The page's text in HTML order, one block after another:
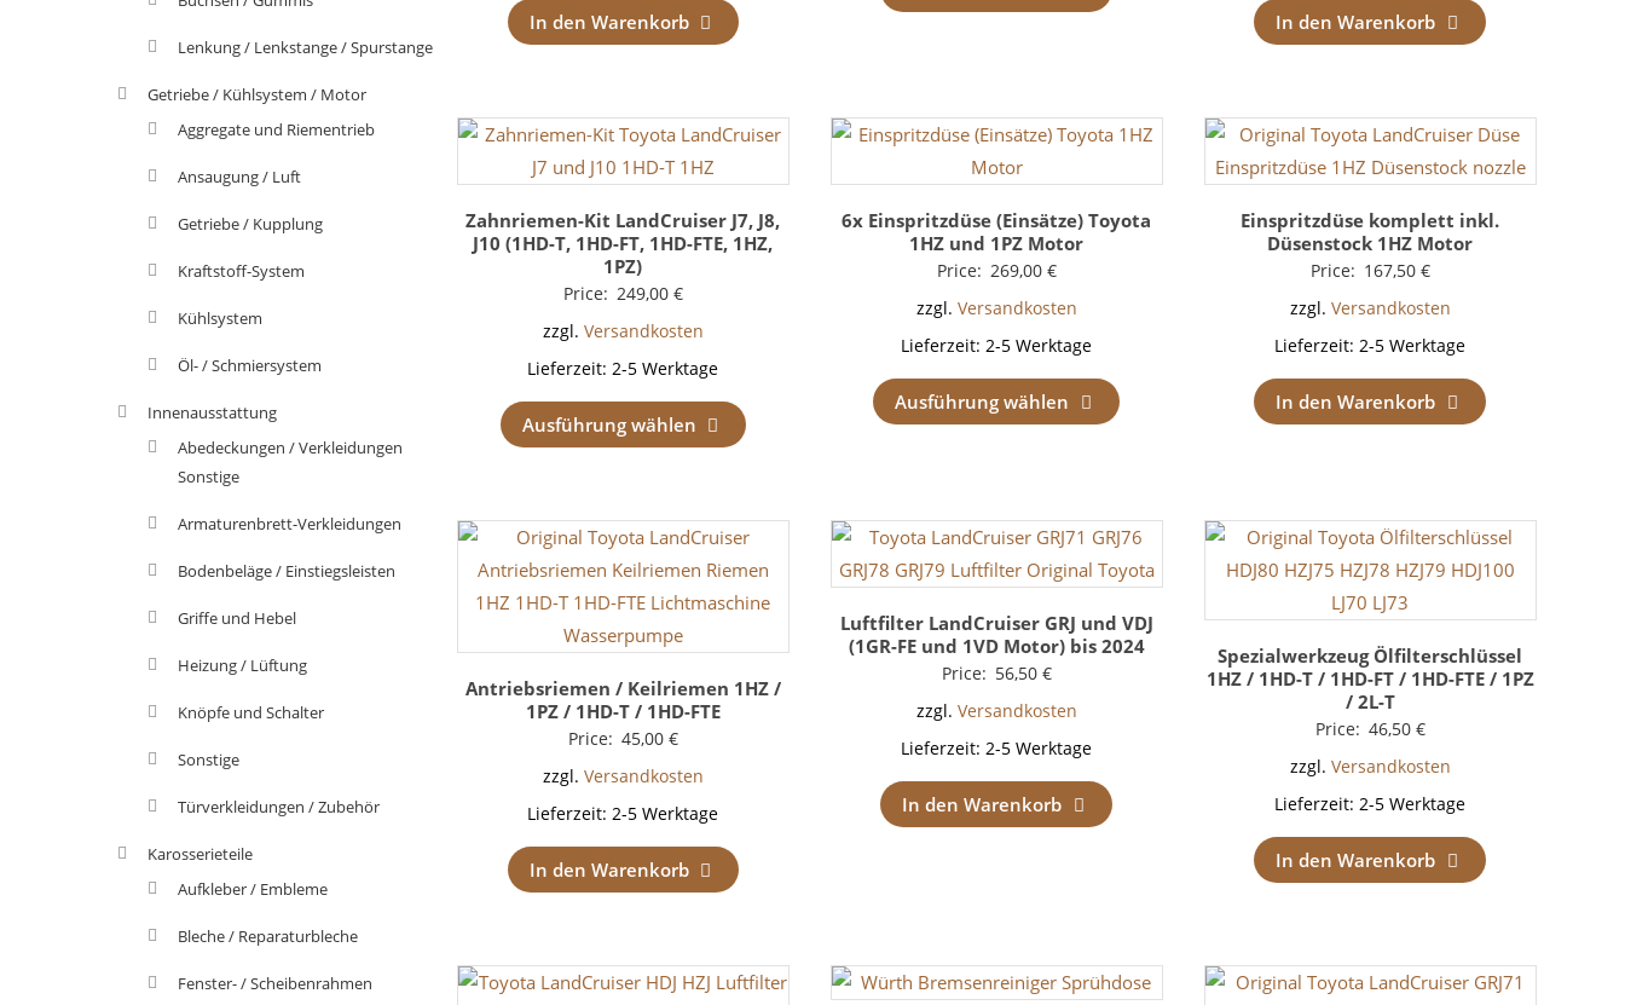
In den Warenkorb In den Warenkorb
Zahnriemen-Kit LandCruiser J7, J8,
J10 (1HD-T, 1HD-FT, 1HD-FTE, 1HZ,
1PZ)
Price: 249,00 €
zzgl. Versandkosten
Lieferzeit:2-5 Werktage
Ausführung wählen
6x Einspritzdüse (Einsätze) Toyota
1HZ und 1PZ Motor
Price: 269,00 €
zzgl. Versandkosten
Lieferzeit:2-5 Werktage
Ausführung wählen
Einspritzdüse komplett inkl.
Düsenstock 1HZ Motor
Price: 167,50 €
zzgl. Versandkosten
Lieferzeit:2-5 Werktage
In den Warenkorb
Antriebsriemen / Keilriemen 1HZ /
1PZ / 1HD-T / 1HD-FTE
Price: 45,00 €
zzgl. Versandkosten
Lieferzeit:2-5 Werktage
In den Warenkorb
Luftfilter LandCruiser GRJ und VDJ
(1GR-FE und 1VD Motor) bis 2024
Price: 56,50 €
zzgl. Versandkosten
Lieferzeit:2-5 Werktage
In den Warenkorb
Spezialwerkzeug Ölfilterschlüssel
1HZ / 1HD-T / 1HD-FT / 1HD-FTE / 1PZ
/ 2L-T
Price: 46,50 €
zzgl. Versandkosten
Lieferzeit:2-5 Werktage
In den Warenkorb
Lenkung / Lenkstange / Spurstange
Getriebe / Kühlsystem / Motor
Aggregate und Riementrieb
Ansaugung / Luft
Getriebe / Kupplung
Kraftstoff-System
Kühlsystem
Öl- / Schmiersystem
Innenausstattung
Abedeckungen / Verkleidungen
Sonstige
Armaturenbrett-Verkleidungen
Bodenbeläge / Einstiegsleisten
Griffe und Hebel
Heizung / Lüftung
Knöpfe und Schalter
Sonstige
Türverkleidungen / Zubehör
Karosserieteile
Aufkleber / Embleme
Bleche / Reparaturbleche
Fenster- / Scheibenrahmen